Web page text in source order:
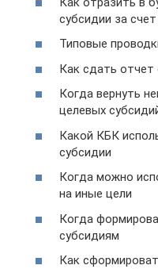
субсидии за
Типовые
Как сдать отчет
Когда вернуть
целевых
Какой КБК
субсидии
Когда можно
на иные цели
Когда
субсидиям
Как